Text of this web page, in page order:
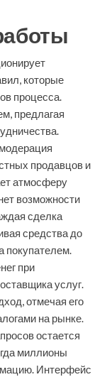
которые
процесса.
предлагая
продавцов и
атмосферу
возможности
сделка
средства до
покупателем.
при
услуг.
отмечая его
на рынке.
остается
миллионы
Интерфейс